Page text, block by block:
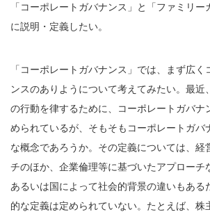
「コーポレートガバナンス」と「ファミリ
に説明・定義したい。
「コーポレートガバナンス」では、まず広
ンスのありようについて考えてみたい。最近
の行動を律するために、コーポレートガバナ
められているが、そもそもコーポレートガバ
な概念であろうか。その定義については、経
チのほか、企業倫理等に基づいたアプローチ
あるいは国によって社会的背景の違いもある
的な定義は定められていない。たとえば、株